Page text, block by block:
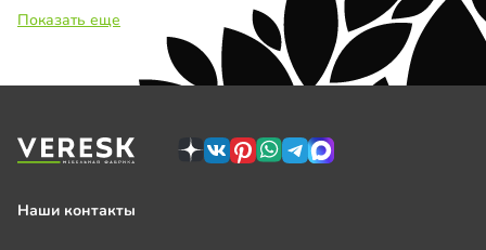
Показать еще
Наши контакты